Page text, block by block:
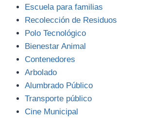
Escuela para familias
Recolección de Residuos
Polo Tecnológico
Bienestar Animal
Contenedores
Arbolado
Alumbrado Público
Transporte público
Cine Municipal